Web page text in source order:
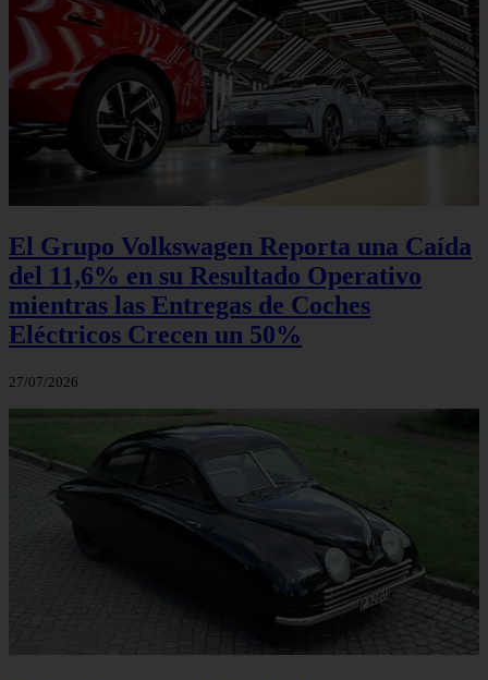
El Grupo Volkswagen Reporta una Caída
del 11,6% en su Resultado Operativo
mientras las Entregas de Coches
Eléctricos Crecen un 50%
27/07/2026